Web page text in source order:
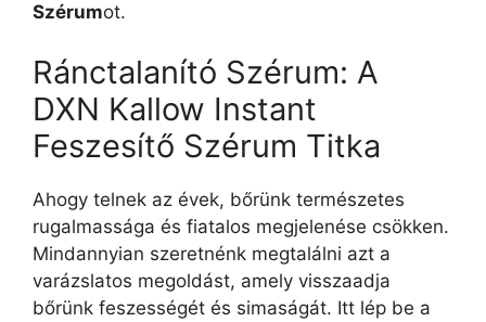
Szérumot.
Ránctalanító Szérum: A
DXN Kallow Instant
Feszesítő Szérum Titka
Ahogy telnek az évek, bőrünk természetes
rugalmassága és fiatalos megjelenése csökken.
Mindannyian szeretnénk megtalálni azt a
varázslatos megoldást, amely visszaadja
bőrünk feszességét és simaságát. Itt lép be a